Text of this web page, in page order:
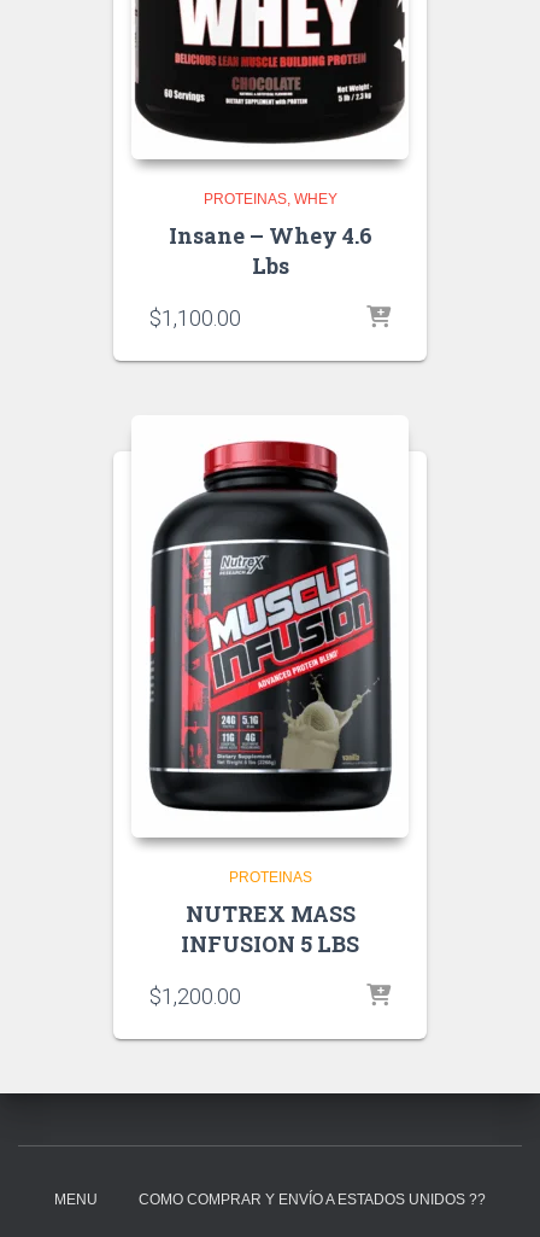
PROTEINAS WHEY
Insane – Whey 4.6
Lbs
$1,100.00
PROTEINAS
NUTREX MASS
INFUSION 5 LBS
$1,200.00
MENU COMO COMPRAR Y ENVÍO A ESTADOS UNIDOS ??